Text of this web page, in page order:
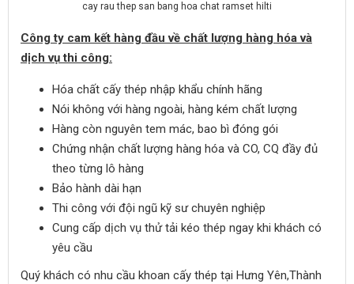
cay rau thep san bang hoa chat ramset hilti
Công ty cam kết hàng đầu về chất lượng hàng hóa và
dịch vụ thi công:
Hóa chất cấy thép nhập khẩu chính hãng
Nói không với hàng ngoài, hàng kém chất lượng
Hàng còn nguyên tem mác, bao bì đóng gói
Chứng nhận chất lượng hàng hóa và CO, CQ đầy đủ
theo từng lô hàng
Bảo hành dài hạn
Thi công với đội ngũ kỹ sư chuyên nghiệp
Cung cấp dịch vụ thử tải kéo thép ngay khi khách có
yêu cầu
Quý khách có nhu cầu khoan cấy thép tại Hưng Yên,Thành